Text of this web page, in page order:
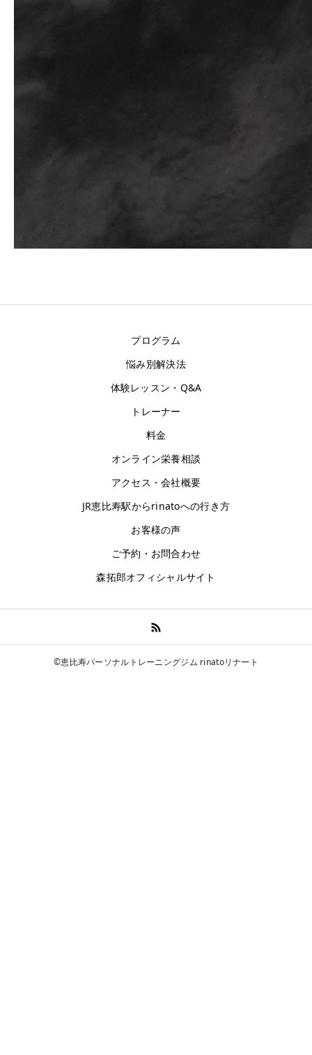
プログラム
悩み別解決法
体験レッスン・Q&A
トレーナー
料金
オンライン栄養相談
アクセス・会社概要
JR恵比寿駅からrinatoへの行き方
お客様の声
ご予約・お問合わせ
森拓郎オフィシャルサイト
©恵比寿パーソナルトレーニングジム rinatoリナート